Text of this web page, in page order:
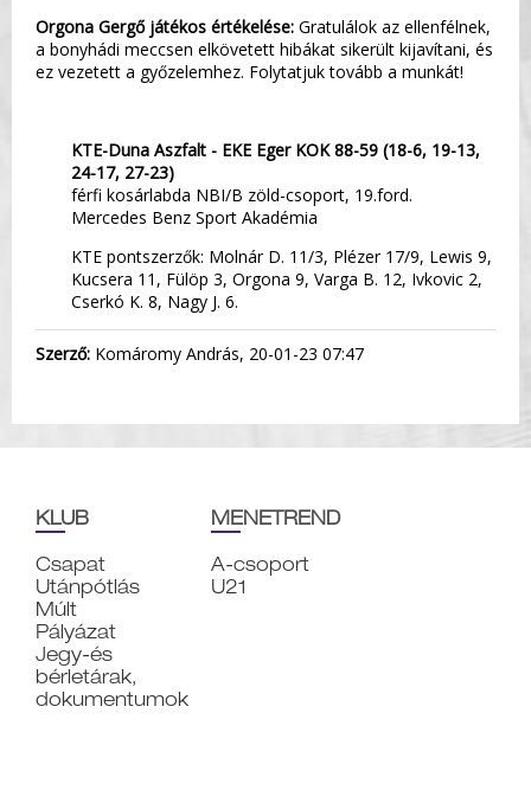
Orgona Gergő játékos értékelése: Gratulálok az ellenfélnek,
a bonyhádi meccsen elkövetett hibákat sikerült kijavítani, és
ez vezetett a győzelemhez. Folytatjuk tovább a munkát!
KTE-Duna Aszfalt - EKE Eger KOK 88-59 (18-6, 19-13,
24-17, 27-23)
férfi kosárlabda NBI/B zöld-csoport, 19.ford.
Mercedes Benz Sport Akadémia
KTE pontszerzők: Molnár D. 11/3, Plézer 17/9, Lewis 9,
Kucsera 11, Fülöp 3, Orgona 9, Varga B. 12, Ivkovic 2,
Cserkó K. 8, Nagy J. 6.
Szerző: Komáromy András, 20-01-23 07:47
KLUB
Csapat
Utánpótlás
Múlt
Pályázat
Jegy-és
bérletárak,
dokumentumok
MENETREND
A-csoport
U21